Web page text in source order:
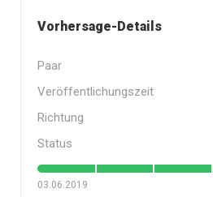
Vorhersage-Details
Paar
Veröffentlichungszeit
Richtung
Status
03.06.2019